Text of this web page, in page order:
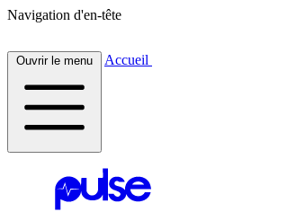
Navigation d'en-tête
Ouvrir le menu Accueil